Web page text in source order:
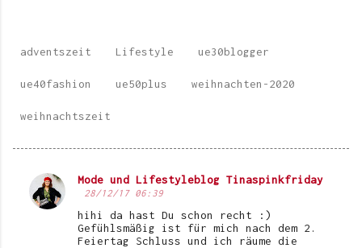
adventszeit Lifestyle ue30blogger
ue40fashion ue50plus weihnachten-2020
weihnachtszeit
K
Mode und Lifestyleblog Tinaspinkfriday
28/12/17 06:39
hihi da hast Du schon recht :)
Gefühlsmäßig ist für mich nach dem 2.
Feiertag Schluss und ich räume die